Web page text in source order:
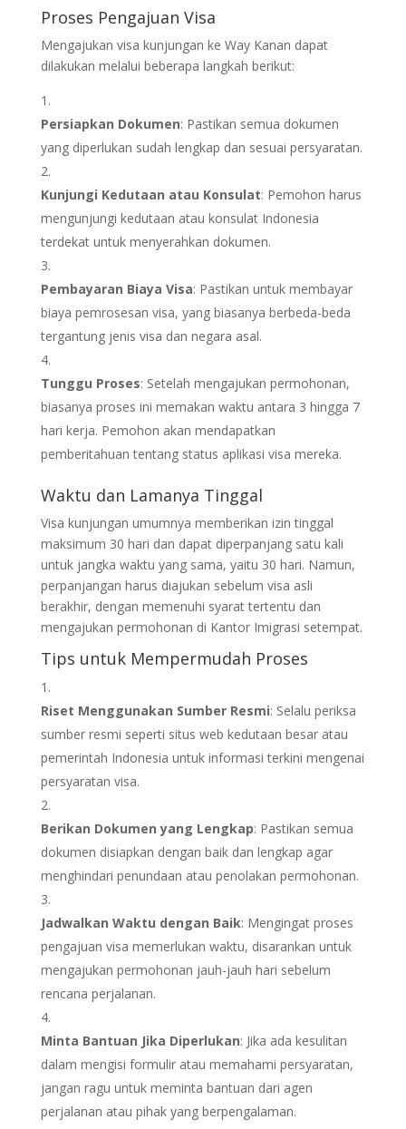
Proses Pengajuan Visa
Mengajukan visa kunjungan ke Way Kanan dapat
dilakukan melalui beberapa langkah berikut:
Persiapkan Dokumen: Pastikan semua dokumen
yang diperlukan sudah lengkap dan sesuai persyaratan.
Kunjungi Kedutaan atau Konsulat: Pemohon harus
mengunjungi kedutaan atau konsulat Indonesia
terdekat untuk menyerahkan dokumen.
Pembayaran Biaya Visa: Pastikan untuk membayar
biaya pemrosesan visa, yang biasanya berbeda-beda
tergantung jenis visa dan negara asal.
Tunggu Proses: Setelah mengajukan permohonan,
biasanya proses ini memakan waktu antara 3 hingga 7
hari kerja. Pemohon akan mendapatkan
pemberitahuan tentang status aplikasi visa mereka.
Waktu dan Lamanya Tinggal
Visa kunjungan umumnya memberikan izin tinggal
maksimum 30 hari dan dapat diperpanjang satu kali
untuk jangka waktu yang sama, yaitu 30 hari. Namun,
perpanjangan harus diajukan sebelum visa asli
berakhir, dengan memenuhi syarat tertentu dan
mengajukan permohonan di Kantor Imigrasi setempat.
Tips untuk Mempermudah Proses
Riset Menggunakan Sumber Resmi: Selalu periksa
sumber resmi seperti situs web kedutaan besar atau
pemerintah Indonesia untuk informasi terkini mengenai
persyaratan visa.
Berikan Dokumen yang Lengkap: Pastikan semua
dokumen disiapkan dengan baik dan lengkap agar
menghindari penundaan atau penolakan permohonan.
Jadwalkan Waktu dengan Baik: Mengingat proses
pengajuan visa memerlukan waktu, disarankan untuk
mengajukan permohonan jauh-jauh hari sebelum
rencana perjalanan.
Minta Bantuan Jika Diperlukan: Jika ada kesulitan
dalam mengisi formulir atau memahami persyaratan,
jangan ragu untuk meminta bantuan dari agen
perjalanan atau pihak yang berpengalaman.